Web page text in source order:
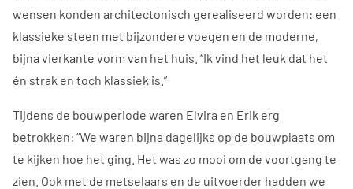
wensen konden architectonisch gerealiseerd worden: een
klassieke steen met bijzondere voegen en de moderne,
bijna vierkante vorm van het huis. “Ik vind het leuk dat het
én strak en toch klassiek is.”
Tijdens de bouwperiode waren Elvira en Erik erg
betrokken: “We waren bijna dagelijks op de bouwplaats om
te kijken hoe het ging. Het was zo mooi om de voortgang te
zien. Ook met de metselaars en de uitvoerder hadden we